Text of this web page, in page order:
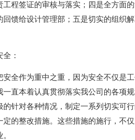
程签证的审核与落实；四是全方面
馈给设计管理部；五是切实的组织
：
全作为重中之重，因为安全不仅是
直本着认真贯彻落实我公司的各项
的针对各种情况，制定一系列切实可
的整改措施。这些措施的施行，不